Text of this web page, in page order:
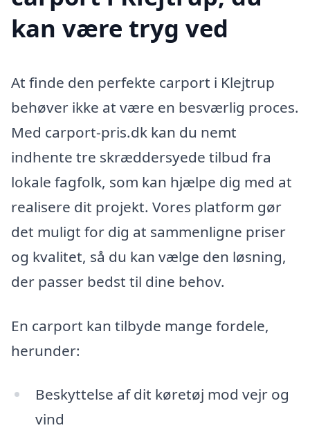
kan være tryg ved
At finde den perfekte carport i Klejtrup
behøver ikke at være en besværlig proces.
Med carport-pris.dk kan du nemt
indhente tre skræddersyede tilbud fra
lokale fagfolk, som kan hjælpe dig med at
realisere dit projekt. Vores platform gør
det muligt for dig at sammenligne priser
og kvalitet, så du kan vælge den løsning,
der passer bedst til dine behov.
En carport kan tilbyde mange fordele,
herunder:
Beskyttelse af dit køretøj mod vejr og
vind